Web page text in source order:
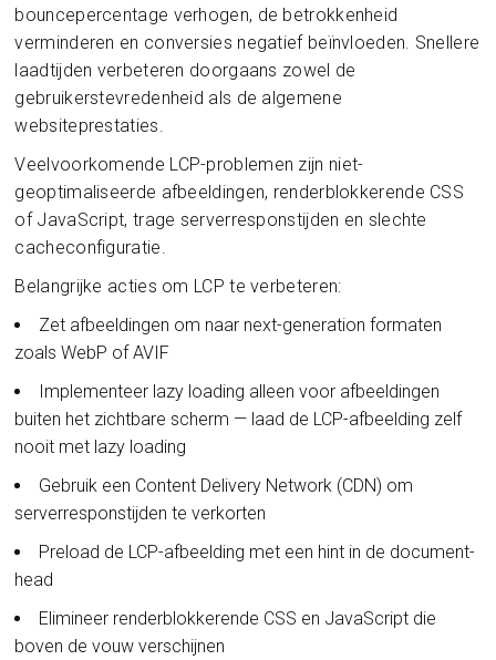
bouncepercentage verhogen, de betrokkenheid
verminderen en conversies negatief beïnvloeden. Snellere
laadtijden verbeteren doorgaans zowel de
gebruikerstevredenheid als de algemene
websiteprestaties.
Veelvoorkomende LCP-problemen zijn niet-
geoptimaliseerde afbeeldingen, renderblokkerende CSS
of JavaScript, trage serverresponstijden en slechte
cacheconfiguratie.
Belangrijke acties om LCP te verbeteren:
Zet afbeeldingen om naar next-generation formaten
zoals WebP of AVIF
Implementeer lazy loading alleen voor afbeeldingen
buiten het zichtbare scherm — laad de LCP-afbeelding zelf
nooit met lazy loading
Gebruik een Content Delivery Network (CDN) om
serverresponstijden te verkorten
Preload de LCP-afbeelding met een hint in de document-
head
Elimineer renderblokkerende CSS en JavaScript die
boven de vouw verschijnen